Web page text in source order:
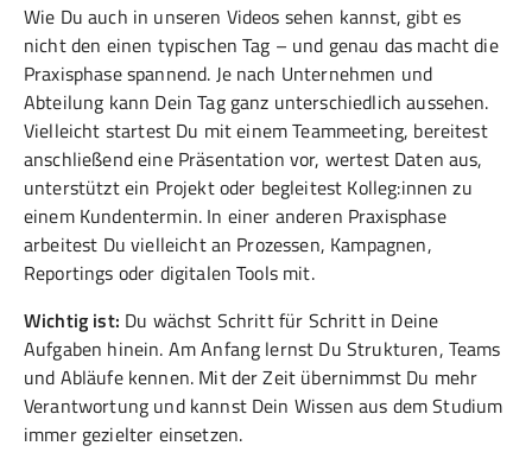
Wie Du auch in unseren Videos sehen kannst, gibt es
nicht den einen typischen Tag – und genau das macht die
Praxisphase spannend. Je nach Unternehmen und
Abteilung kann Dein Tag ganz unterschiedlich aussehen.
Vielleicht startest Du mit einem Teammeeting, bereitest
anschließend eine Präsentation vor, wertest Daten aus,
unterstützt ein Projekt oder begleitest Kolleg:innen zu
einem Kundentermin. In einer anderen Praxisphase
arbeitest Du vielleicht an Prozessen, Kampagnen,
Reportings oder digitalen Tools mit.
Wichtig ist: Du wächst Schritt für Schritt in Deine
Aufgaben hinein. Am Anfang lernst Du Strukturen, Teams
und Abläufe kennen. Mit der Zeit übernimmst Du mehr
Verantwortung und kannst Dein Wissen aus dem Studium
immer gezielter einsetzen.